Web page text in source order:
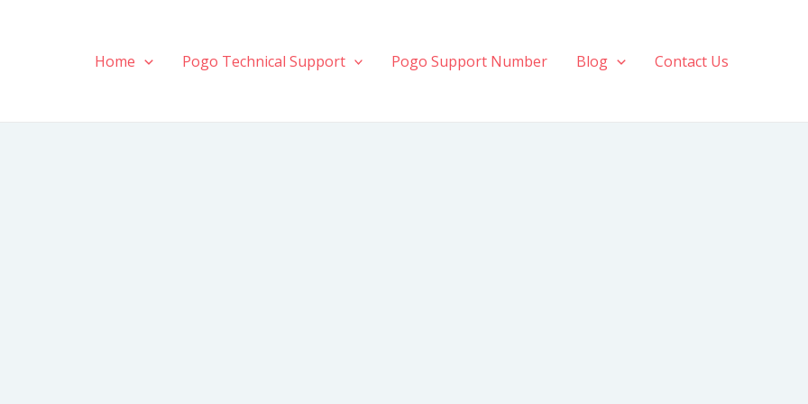
Home Pogo Technical Support Pogo Support Number Blog Contact Us